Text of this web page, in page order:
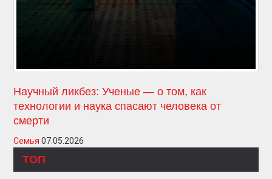
Научный ликбез: Ученые — о том, как
технологии и наука спасают человека от
смерти
Семья 07.05.2026
ТОП